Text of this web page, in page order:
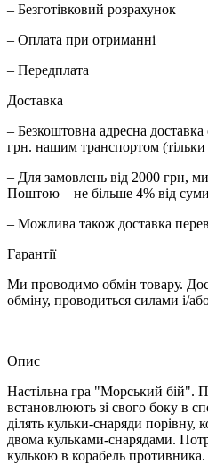
– Безготівковий розрахунок
– Оплата при отриманні
– Передплата
Доставка
– Безкоштовна адресна
грн. нашим транспортом (тільки
– Для замовлень від 2000 грн,
Поштою – не більше 4% від
– Можлива також доставка
Гарантії
Ми проводимо обмін товару.
обміну, проводиться силами і/
Опис
Настільна гра "Морський бій".
встановлюють зі свого боку в
ділять кульки-снаряди порівну,
двома кульками-снарядами.
кулькою в корабель противника.